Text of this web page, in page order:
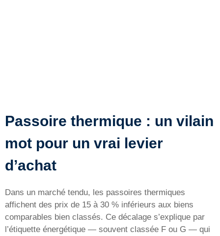
Passoire thermique : un vilain
mot pour un vrai levier
d’achat
Dans un marché tendu, les passoires thermiques
affichent des prix de 15 à 30 % inférieurs aux biens
comparables bien classés. Ce décalage s’explique par
l’étiquette énergétique — souvent classée F ou G — qui